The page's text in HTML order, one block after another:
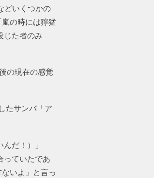
いくつかの言
時には獰猛に
者のみが、
の現在の感覚
たサンバ「ア
だ！）」
っていたであ
いよ」と言っ